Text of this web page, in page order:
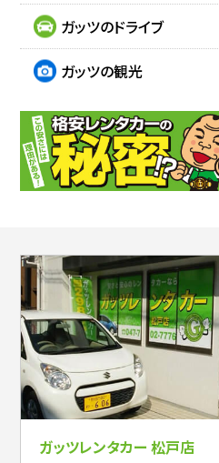
ガッツのドライブ
ガッツの観光
ガッツレンタカー 松戸店